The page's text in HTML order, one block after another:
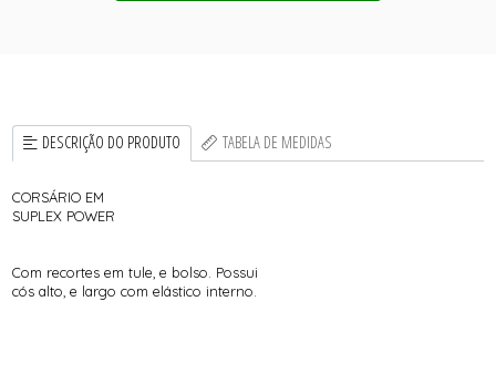
DESCRIÇÃO DO PRODUTO TABELA DE MEDIDAS
CORSÁRIO EM
SUPLEX POWER
Com recortes em tule, e bolso. Possui
cós alto, e largo com elástico interno.